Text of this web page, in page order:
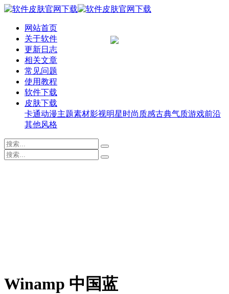
网站首页
关于软件
更新日志
相关文章
常见问题
使用教程
软件下载
皮肤下载
卡通动漫主题素材影视明星时尚质感古典气质游戏前沿
其他风格
Winamp 中国蓝